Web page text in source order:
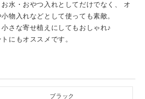
水・おやつ入れとしてだけでなく、 オ
物入れなどとして使っても素敵。
さな寄せ植えにしてもおしゃれ♪
にもオススメです。
ブラック